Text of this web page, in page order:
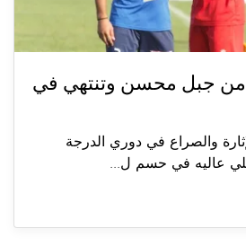
من جبل محسن وتنتهي في
والصراع في دوري الدرجة
عاليه في حسم ل...